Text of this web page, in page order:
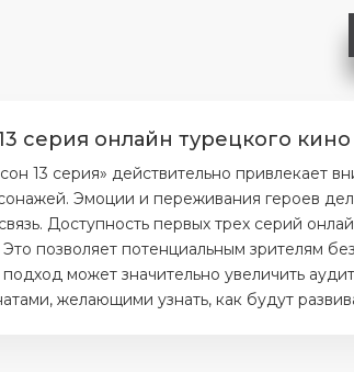
серия онлайн турецкого
13 серия» действительно привлекает
Эмоции и переживания героев
Доступность первых трех серий
позволяет потенциальным зрителям
может значительно увеличить
желающими узнать, как будут